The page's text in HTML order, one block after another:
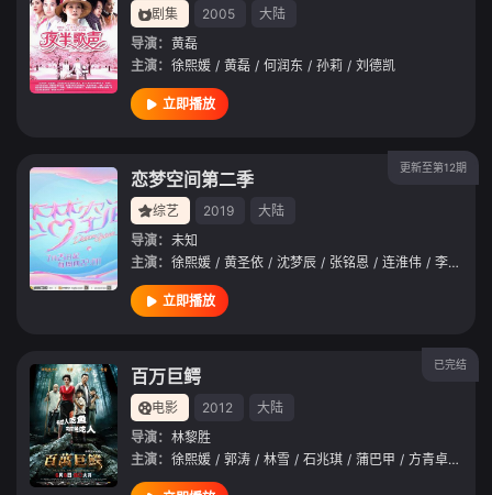
剧集 2005
大陆
导演： 黄磊
主演： 徐熙媛 / 黄磊 / 何润东 / 孙莉 / 刘德凯
立即播放
更新至第12期
恋梦空间第二季
综艺 2019
大陆
导演： 未知
主演： 徐熙媛 / 黄圣依 / 沈梦辰 / 张铭恩 / 连淮伟 / 李诞
立即播放
已完结
百万巨鳄
电影 2012
大陆
导演： 林黎胜
主演： 徐熙媛 / 郭涛 / 林雪 / 石兆琪 / 蒲巴甲 / 方青卓 /